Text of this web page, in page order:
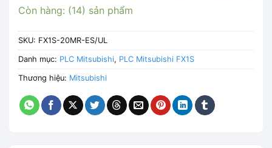
Còn hàng: (14) sản phẩm
SKU: FX1S-20MR-ES/UL
Danh mục: PLC Mitsubishi, PLC Mitsubishi FX1S
Thương hiệu: Mitsubishi